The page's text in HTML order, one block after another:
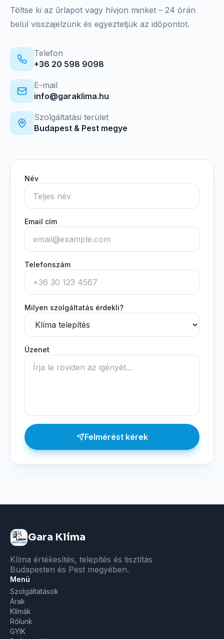
Töltse ki az űrlapot vagy hívjon minket – 24 órán
belül visszajelzünk és egyeztetjük az időpontot.
Telefon
+36 20 598 9098
E-mail
info@garaklima.hu
Szolgáltatási terület
Budapest & Pest megye
Név
Email cím
Telefonszám
Milyen szolgáltatás érdekli?
Üzenet
Felmérést kérek
Gara Klíma
Klíma értékesítés, telepítés és tisztítás
Budapesten és Pest megyében.
Menü
Szolgáltatások
Árak
Klímák
Rólunk
GYIK